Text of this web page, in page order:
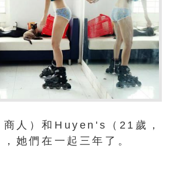
人）和Huyen's（21歲，
她們在一起三年了。